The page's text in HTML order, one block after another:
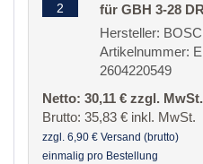
2
für GBH 3-28
Hersteller:
Artikelnummer:
2604220549
Netto: 30,11 € zzgl. MwSt.
Brutto: 35,83 € inkl. MwSt.
zzgl. 6,90 € Versand (brutto)
einmalig pro Bestellung